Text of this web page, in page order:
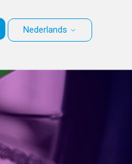
Nederlands